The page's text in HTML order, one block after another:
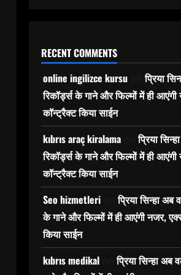
RECENT COMMENTS
online ingilizce kursuonप्रिया
रिकॉर्ड्स के गाने और फिल्मों में ही
कॉन्ट्रैक्ट किया साईन
kıbrıs araç kiralamaonप्रिया
रिकॉर्ड्स के गाने और फिल्मों में ही
कॉन्ट्रैक्ट किया साईन
Seo hizmetlerionप्रिया सिन्हा अब
के गाने और फिल्मों में ही आएंगी नजर,
किया साईन
kıbrıs medikalonप्रिया सिन्हा अब